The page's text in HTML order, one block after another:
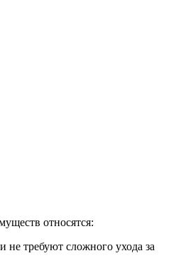
относятся:
требуют сложного ухода за